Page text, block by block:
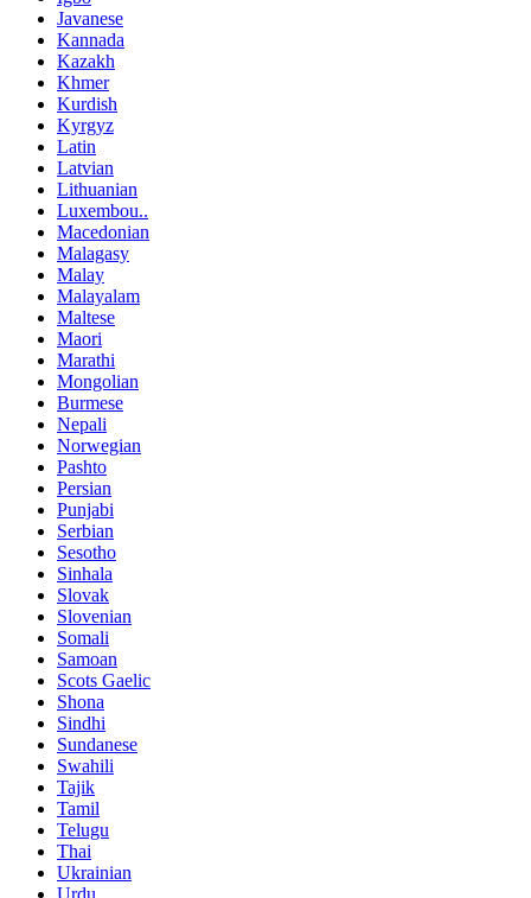
Javanese
Kannada
Kazakh
Khmer
Kurdish
Kyrgyz
Latin
Latvian
Lithuanian
Luxembou..
Macedonian
Malagasy
Malay
Malayalam
Maltese
Maori
Marathi
Mongolian
Burmese
Nepali
Norwegian
Pashto
Persian
Punjabi
Serbian
Sesotho
Sinhala
Slovak
Slovenian
Somali
Samoan
Scots Gaelic
Shona
Sindhi
Sundanese
Swahili
Tajik
Tamil
Telugu
Thai
Ukrainian